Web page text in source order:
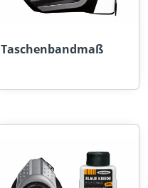
Taschenbandmaß